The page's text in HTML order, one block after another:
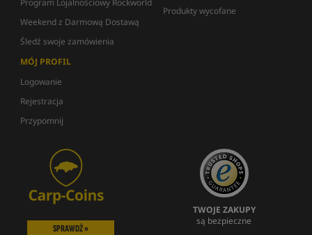
Program Lojalnościowy Rockworld
Weekend z Darmową Dostawą
Śledź swoje zamówienia
Produkty wycofane
MÓJ PROFIL
Logowanie
Rejestracja
Przypomnij
SPRAWDŹ »
TWOJE ZAKUPY
są bezpieczne